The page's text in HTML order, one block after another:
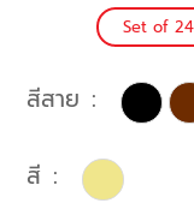
Set of 24
สี
สีสาย